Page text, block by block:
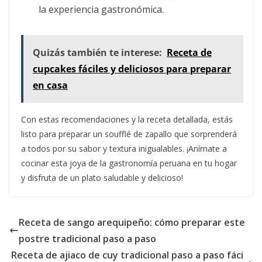
la experiencia gastronómica.
Quizás también te interese: Receta de
cupcakes fáciles y deliciosos para preparar
en casa
Con estas recomendaciones y la receta detallada, estás
listo para preparar un soufflé de zapallo que sorprenderá
a todos por su sabor y textura inigualables. ¡Anímate a
cocinar esta joya de la gastronomía peruana en tu hogar
y disfruta de un plato saludable y delicioso!
Receta de sango arequipeño: cómo preparar este
postre tradicional paso a paso
Receta de ajiaco de cuy tradicional paso a paso fáci